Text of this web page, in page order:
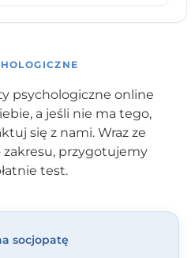
psychologiczne online
a jeśli nie ma tego,
się z nami. Wraz ze
przygotujemy
test.
socjopatę